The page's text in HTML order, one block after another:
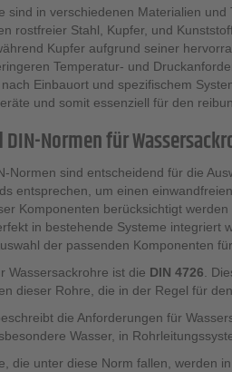
sind in verschiedenen Materialien
rostfreier Stahl, Kupfer, und
Kupfer aufgrund seiner
Temperatur- und
Einbauort und spezifischem
und somit essenziell für den
Normen für
Normen sind entscheidend für die
entsprechen, um einen
Komponenten berücksichtigt
in bestehende Systeme integriert
der passenden Komponenten
Wassersackrohre ist die DIN 4726 .
dieser Rohre, die in der Regel für
die Anforderungen für
Wasser, in
die unter diese Norm fallen, werden